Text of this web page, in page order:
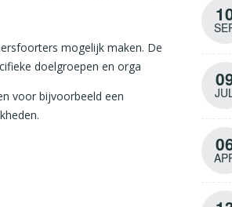
mogelijk maken. De
doelgroepen en orga
voor bijvoorbeeld een